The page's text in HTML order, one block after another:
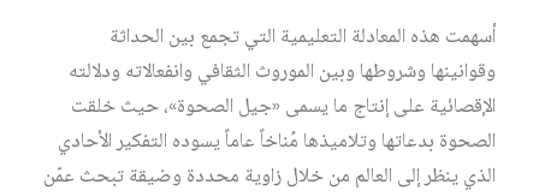
أسهمت هذه المعادلة التعليمية التي تجمع بين الحداثة
وقوانينها وشروطها وبين الموروث الثقافي وانفعالاته ودلالته
الإقصائية على إنتاج ما يسمى «جيل الصحوة»، حيث خلقت
الصحوة بدعاتها وتلاميذها مُناخاً عاماً يسوده التفكير الأحادي
الذي ينظر إلى العالم من خلال زاوية محددة وضيقة تبحث عمّن